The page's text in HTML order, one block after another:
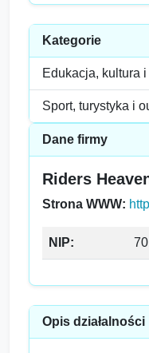
Kategorie
Edukacja, kultura
Sport, turystyka i
Dane firmy
Riders
Strona WWW:
NIP:
Opis działalności